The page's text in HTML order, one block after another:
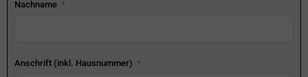
Nachname
Anschrift (inkl. Hausnummer)